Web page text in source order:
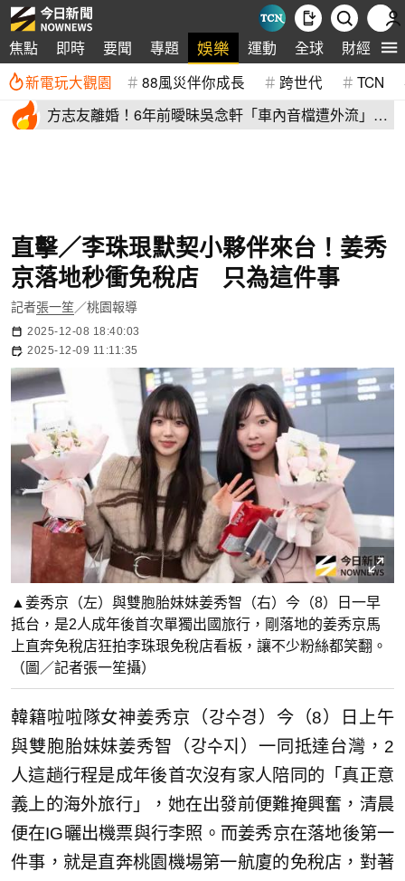
焦點 即時 要聞 專題 娛樂 運動 全球 財經
新電玩大觀園 88風災伴你成長 跨世代 TCN
方志友離婚！6年前曖昧吳念軒「車內音檔遭外流」
直擊／李珠珢默契小夥伴來台！姜秀
京落地秒衝免稅店 只為這件事
記者張一笙／桃園報導
2025-12-08 18:40:03
2025-12-09 11:11:35
▲姜秀京（左）與雙胞胎妹妹姜秀智（右）今（8）日一早
抵台，是2人成年後首次單獨出國旅行，剛落地的姜秀京馬
上直奔免稅店狂拍李珠珢免稅店看板，讓不少粉絲都笑翻。
（圖／記者張一笙攝）
韓籍啦啦隊女神姜秀京（강수경）今（8）日上午
與雙胞胎妹妹姜秀智（강수지）一同抵達台灣，2
人這趟行程是成年後首次沒有家人陪同的「真正意
義上的海外旅行」，她在出發前便難掩興奮，清晨
便在IG曬出機票與行李照。而姜秀京在落地後第一
件事，就是直奔桃園機場第一航廈的免稅店，對著